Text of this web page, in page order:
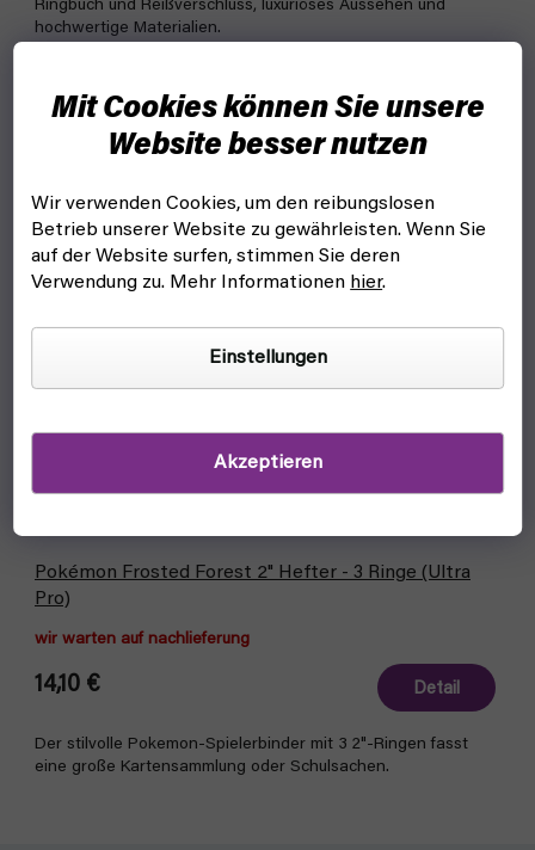
Mit Cookies können Sie unsere
Website besser nutzen
Wir verwenden Cookies, um den reibungslosen
Betrieb unserer Website zu gewährleisten. Wenn Sie
auf der Website surfen, stimmen Sie deren
Verwendung zu. Mehr Informationen hier.
Einstellungen
Akzeptieren
Ringbuch und Reißverschluss, luxuriöses Aussehen und
hochwertige Materialien.
Pokémon Frosted Forest 2" Hefter - 3 Ringe (Ultra
Pro)
wir warten auf nachlieferung
14,10 € Detail
Der stilvolle Pokemon-Spielerbinder mit 3 2"-Ringen fasst
eine große Kartensammlung oder Schulsachen.